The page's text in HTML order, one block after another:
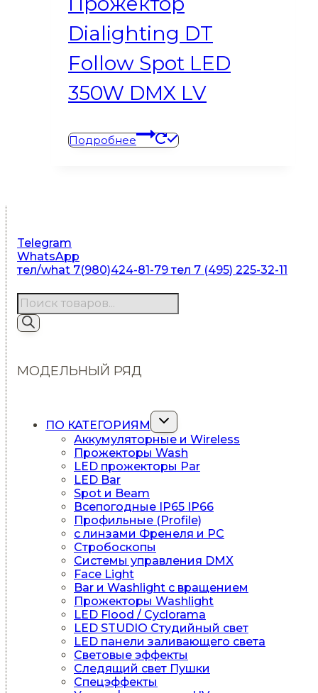
Dialighting DT
Follow Spot LED
350W DMX LV
Подробнее
Telegram
WhatsApp
тел/what 7(980)424-81-79тел 7 (495) 225-32-11
Поиск
товаров
МОДЕЛЬНЫЙ РЯД
ПО КАТЕГОРИЯМ
Переключить
дочернее
меню
Аккумуляторные и Wireless
Прожекторы Wash
LED прожекторы Par
LED Bar
Spot и Beam
Всепогодные IP65 IP66
Профильные (Profile)
c линзами Френеля и PC
Стробоскопы
Системы управления DMX
Face Light
Bar и Washlight с вращением
Прожекторы Washlight
LED Flood / Cyclorama
LED STUDIO Студийный свет
LED панели заливающего света
Световые эффекты
Следящий свет Пушки
Спецэффекты